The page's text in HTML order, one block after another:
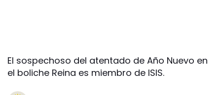
El sospechoso del atentado de Año Nuevo en
el boliche Reina es miembro de ISIS.